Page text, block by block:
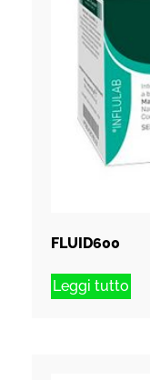
FLUID600
Leggi tutto